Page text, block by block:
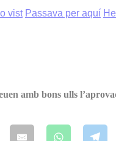
vist Passava per aquí
amb bons ulls